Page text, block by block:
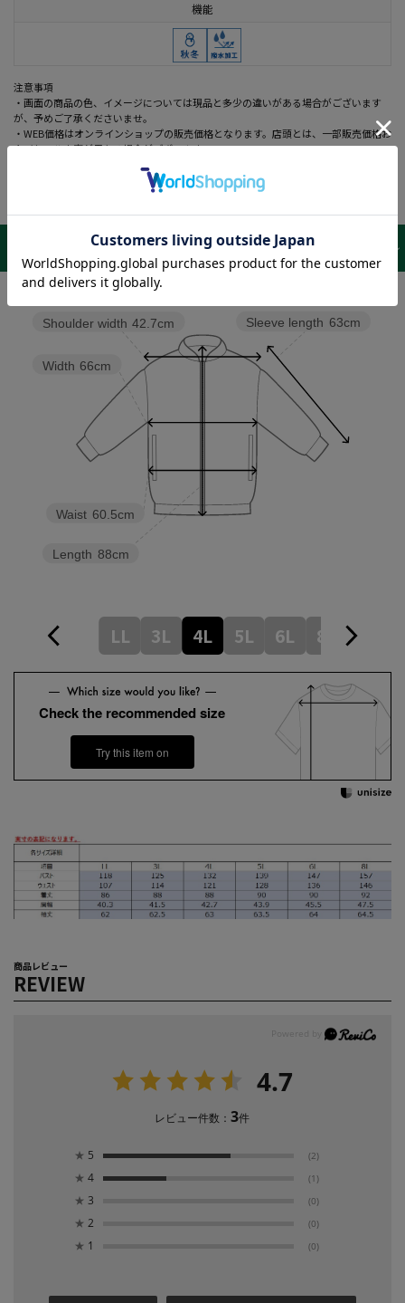
機能
注意事項
・画面の商品の色、イメージについては現品と多少の違いがある場合がございます
が、予めご了承くださいませ。
・WEB価格はオンラインショップの販売価格となります。店頭とは、一部販売価格お
よびセール内容が異なる場合がございます。
サイズ表 /
レビュー
Sleeve length 63cm
Length 88cm
Waist 60.5cm
Width 66cm
Shoulder width 42.7cm
LL 3L 4L 5L 6L 8L
Check the recommended size
Try this item on
商品レビュー
REVIEW
4.7
レビュー件数：3件
★ 5 (2)
★ 4 (1)
★ 3 (0)
★ 2 (0)
★ 1 (0)